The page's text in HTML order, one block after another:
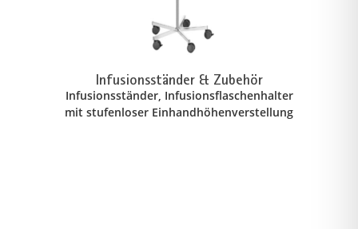
Infusionsständer & Zubehör
Infusionsständer, Infusionsflaschenhalter
mit stufenloser Einhandhöhenverstellung